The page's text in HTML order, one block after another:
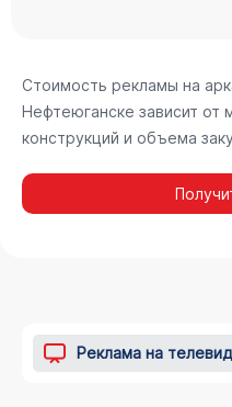
Стоимость рекламы на
Нефтеюганске зависит от
конструкций и объема
Реклама на